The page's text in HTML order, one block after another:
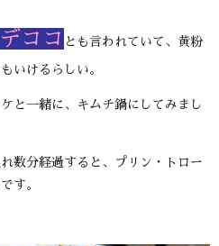
ココ とも言われていて、黄粉
いけるらしい。
と一緒に、キムチ鍋にしてみまし
数分経過すると、プリン・トロー
す。